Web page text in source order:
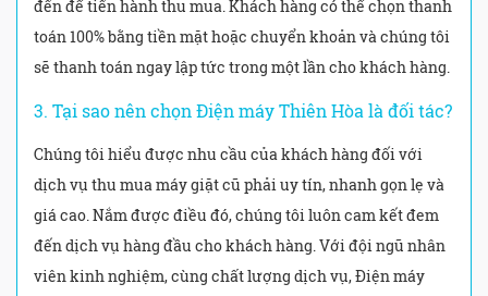
đến để tiến hành thu mua. Khách hàng có thể chọn thanh
toán 100% bằng tiền mặt hoặc chuyển khoản và chúng tôi
sẽ thanh toán ngay lập tức trong một lần cho khách hàng.
3. Tại sao nên chọn Điện máy Thiên Hòa là đối tác?
Chúng tôi hiểu được nhu cầu của khách hàng đối với
dịch vụ thu mua máy giặt cũ phải uy tín, nhanh gọn lẹ và
giá cao. Nắm được điều đó, chúng tôi luôn cam kết đem
đến dịch vụ hàng đầu cho khách hàng. Với đội ngũ nhân
viên kinh nghiệm, cùng chất lượng dịch vụ, Điện máy